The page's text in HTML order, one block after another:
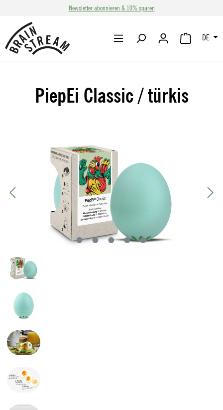
Zum Hauptinhalt springenNewsletter abonnieren & 10% sparen
DE
PiepEi Classic / türkis
Bildergalerie überspringen